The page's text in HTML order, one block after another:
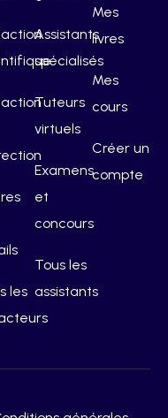
les
Assistants
spécialisés
Tuteurs
virtuels
Examens
et
concours
Tous les
assistants
Mes
livres
Mes
cours
Créer un
compte